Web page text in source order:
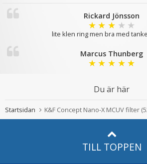
Rickard Jönsson
★ ★ ★ ★ ★
lite klen ring men bra med
Marcus Thunberg
★ ★ ★ ★ ★
Du är här
Startsidan K&F Concept Nano-X MCUV filter
TILL TOPPEN